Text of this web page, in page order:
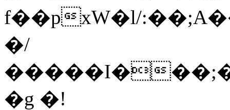
f��pxW�l/
�/
�����I���;�
�g �!